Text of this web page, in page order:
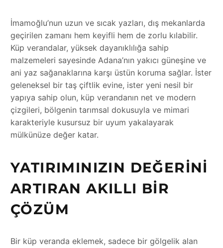
İmamoğlu’nun uzun ve sıcak yazları, dış mekanlarda
geçirilen zamanı hem keyifli hem de zorlu kılabilir.
Küp verandalar, yüksek dayanıklılığa sahip
malzemeleri sayesinde Adana’nın yakıcı güneşine ve
ani yaz sağanaklarına karşı üstün koruma sağlar. İster
geleneksel bir taş çiftlik evine, ister yeni nesil bir
yapıya sahip olun, küp verandanın net ve modern
çizgileri, bölgenin tarımsal dokusuyla ve mimari
karakteriyle kusursuz bir uyum yakalayarak
mülkünüze değer katar.
YATIRIMINIZIN DEĞERINI
ARTIRAN AKILLI BIR
ÇÖZÜM
Bir küp veranda eklemek, sadece bir gölgelik alan